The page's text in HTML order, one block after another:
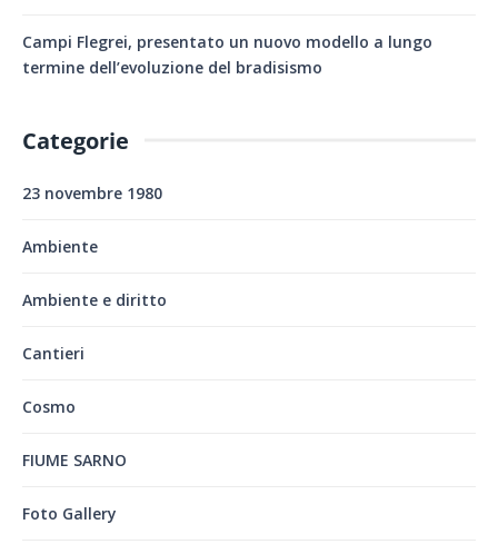
Campi Flegrei, presentato un nuovo modello a lungo
termine dell’evoluzione del bradisismo
Categorie
23 novembre 1980
Ambiente
Ambiente e diritto
Cantieri
Cosmo
FIUME SARNO
Foto Gallery